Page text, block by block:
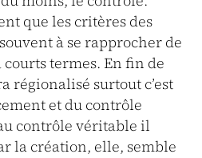
que les critères des
à se rapprocher de
termes. En fin de
régionalisé surtout c’est
et du contrôle
contrôle véritable il
la création, elle, semble